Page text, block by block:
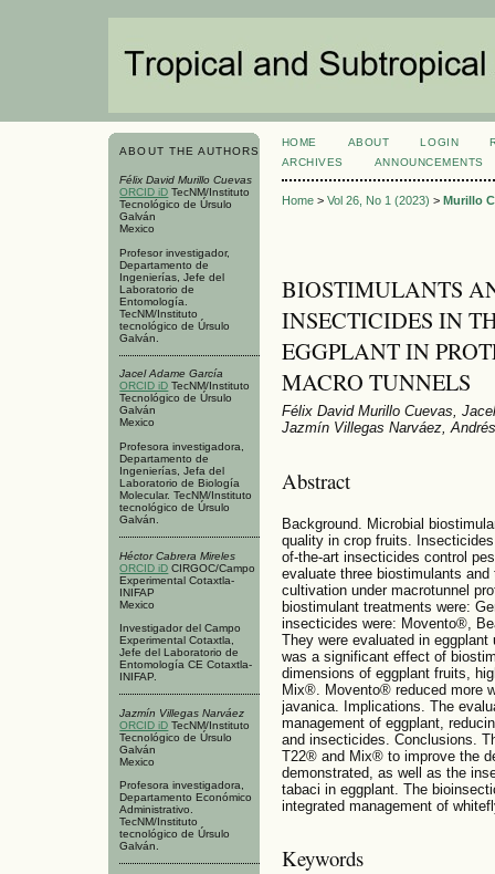
ABOUT THE AUTHORS
Félix David Murillo Cuevas
ORCID iD TecNM/Instituto
Tecnológico de Úrsulo
Galván
Mexico
Profesor investigador,
Departamento de
Ingenierías, Jefe del
Laboratorio de
Entomología.
TecNM/Instituto
tecnológico de Úrsulo
Galván.
Jacel Adame García
ORCID iD TecNM/Instituto
Tecnológico de Úrsulo
Galván
Mexico
Profesora investigadora,
Departamento de
Ingenierías, Jefa del
Laboratorio de Biología
Molecular. TecNM/Instituto
tecnológico de Úrsulo
Galván.
Héctor Cabrera Mireles
ORCID iD CIRGOC/Campo
Experimental Cotaxtla-
INIFAP
Mexico
Investigador del Campo
Experimental Cotaxtla,
Jefe del Laboratorio de
Entomología CE Cotaxtla-
INIFAP.
Jazmín Villegas Narváez
ORCID iD TecNM/Instituto
Tecnológico de Úrsulo
Galván
Mexico
Profesora investigadora,
Departamento Económico
Administrativo.
TecNM/Instituto
tecnológico de Úrsulo
Galván.
HOME ABOUT LOGIN
ARCHIVES
ANNOUNCEMENTS
Home> Vol 26, No 1 (2023) > Murillo
BIOSTIMULANTS
INSECTICIDES IN
EGGPLANT IN
MACRO TUNNELS
Félix David Murillo Cuevas,
Jazmín Villegas Narváez,
Abstract
Background. Microbial
quality in crop fruits.
of-the-art insecticides control
evaluate three biostimulants
cultivation under macrotunnel
biostimulant treatments were:
insecticides were: Movento®,
They were evaluated in
was a significant effect of
dimensions of eggplant fruits,
Mix®. Movento® reduced more
javanica. Implications. The
management of eggplant,
and insecticides. Conclusions.
T22® and Mix® to improve the
demonstrated, as well as the
tabaci in eggplant. The
integrated management of
Keywords